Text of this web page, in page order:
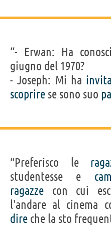
“- Erwan: Ha
giugno del 1970?
- Joseph: Mi ha
scoprire se sono suo
“Preferisco le
studentesse e
ragazze con cui
l'andare al cinema
dire che la sto